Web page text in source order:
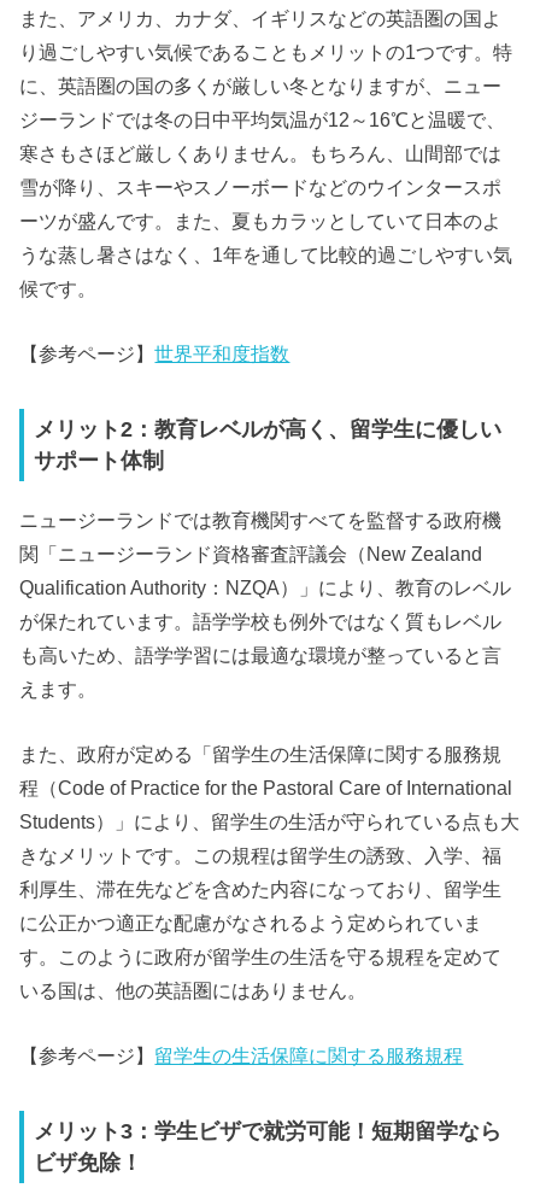
また、アメリカ、カナダ、イギリスなどの英語圏の国よ
り過ごしやすい気候であることもメリットの1つです。特
に、英語圏の国の多くが厳しい冬となりますが、ニュー
ジーランドでは冬の日中平均気温が12～16℃と温暖で、
寒さもさほど厳しくありません。もちろん、山間部では
雪が降り、スキーやスノーボードなどのウインタースポ
ーツが盛んです。また、夏もカラッとしていて日本のよ
うな蒸し暑さはなく、1年を通して比較的過ごしやすい気
候です。
【参考ページ】世界平和度指数
メリット2：教育レベルが高く、留学生に優しい
サポート体制
ニュージーランドでは教育機関すべてを監督する政府機
関「ニュージーランド資格審査評議会（New Zealand
Qualification Authority：NZQA）」により、教育のレベル
が保たれています。語学学校も例外ではなく質もレベル
も高いため、語学学習には最適な環境が整っていると言
えます。
また、政府が定める「留学生の生活保障に関する服務規
程（Code of Practice for the Pastoral Care of International
Students）」により、留学生の生活が守られている点も大
きなメリットです。この規程は留学生の誘致、入学、福
利厚生、滞在先などを含めた内容になっており、留学生
に公正かつ適正な配慮がなされるよう定められていま
す。このように政府が留学生の生活を守る規程を定めて
いる国は、他の英語圏にはありません。
【参考ページ】 留学生の生活保障に関する服務規程
メリット3：学生ビザで就労可能！短期留学なら
ビザ免除！